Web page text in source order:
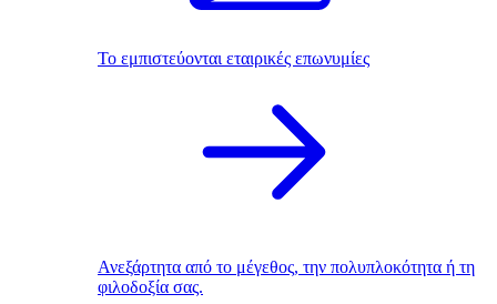
Το εμπιστεύονται εταιρικές επωνυμίες
Ανεξάρτητα από το μέγεθος, την πολυπλοκότητα ή τη
φιλοδοξία σας.